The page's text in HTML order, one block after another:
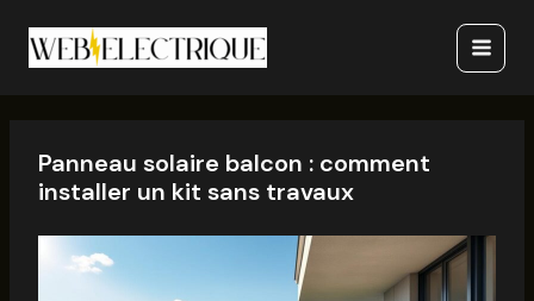
contenu
Main
Menu
Panneau solaire balcon : comment
installer un kit sans travaux